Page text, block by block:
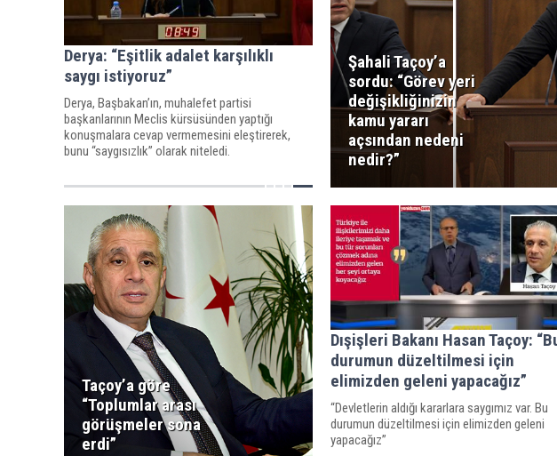
Derya: “Eşitlik adalet karşılıklı
saygı istiyoruz”
Derya, Başbakan’ın, muhalefet partisi
başkanlarının Meclis kürsüsünden yaptığı
konuşmalara cevap vermemesini eleştirerek,
bunu “saygısızlık” olarak niteledi.
Şahali Taçoy’a
sordu: “Görev yeri
değişikliğinizin
kamu yararı
açsından nedeni
nedir?”
Taçoy’a göre
“Toplumlar arası
görüşmeler sona
erdi”
Dışişleri Bakanı Hasan Taçoy:
durumun düzeltilmesi için
elimizden geleni yapacağız”
“Devletlerin aldığı kararlara saygımız var. Bu
durumun düzeltilmesi için elimizden geleni
yapacağız”